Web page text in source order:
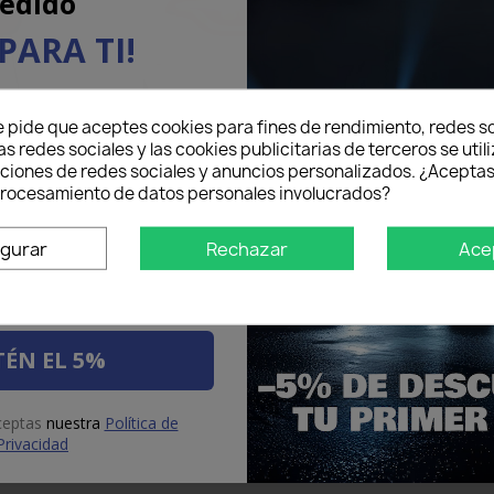
e Stop LED Retronebbia
LED
pide que aceptes cookies para fines de rendimiento, redes
redes sociales y las cookies publicitarias de terceros se
de redes sociales y anuncios personalizados.
de datos personales involucrados?
Rechazar
TI!
electrónico aquí abajo
DE DESCUENTOen tu
pedido.
EL 5%
nuestra Política de